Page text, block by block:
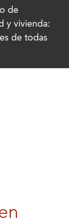
de
y vivienda:
de todas